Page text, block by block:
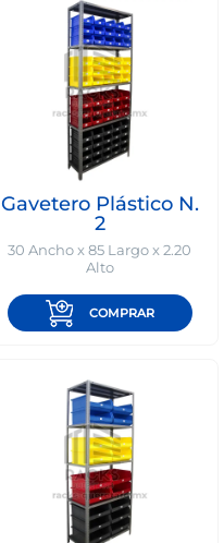
Gavetero Plástico N.
2
30 Ancho x 85 Largo x 2.20
Alto
COMPRAR